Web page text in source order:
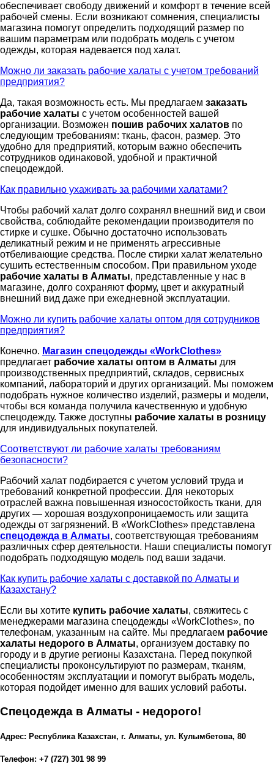
обеспечивает свободу движений и комфорт в течение всей
рабочей смены. Если возникают сомнения, специалисты
магазина помогут определить подходящий размер по
вашим параметрам или подобрать модель с учетом
одежды, которая надевается под халат.
Можно ли заказать рабочие халаты с учетом требований
предприятия?
Да, такая возможность есть. Мы предлагаем заказать
рабочие халаты с учетом особенностей вашей
организации. Возможен пошив рабочих халатов по
следующим требованиям: ткань, фасон, размер. Это
удобно для предприятий, которым важно обеспечить
сотрудников одинаковой, удобной и практичной
спецодеждой.
Как правильно ухаживать за рабочими халатами?
Чтобы рабочий халат долго сохранял внешний вид и свои
свойства, соблюдайте рекомендации производителя по
стирке и сушке. Обычно достаточно использовать
деликатный режим и не применять агрессивные
отбеливающие средства. После стирки халат желательно
сушить естественным способом. При правильном уходе
рабочие халаты в Алматы, представленные у нас в
магазине, долго сохраняют форму, цвет и аккуратный
внешний вид даже при ежедневной эксплуатации.
Можно ли купить рабочие халаты оптом для сотрудников
предприятия?
Конечно. Магазин спецодежды «WorkClothes»
предлагает рабочие халаты оптом в Алматы для
производственных предприятий, складов, сервисных
компаний, лабораторий и других организаций. Мы поможем
подобрать нужное количество изделий, размеры и модели,
чтобы вся команда получила качественную и удобную
спецодежду. Также доступны рабочие халаты в розницу
для индивидуальных покупателей.
Соответствуют ли рабочие халаты требованиям
безопасности?
Рабочий халат подбирается с учетом условий труда и
требований конкретной профессии. Для некоторых
отраслей важна повышенная износостойкость ткани, для
других — хорошая воздухопроницаемость или защита
одежды от загрязнений. В «WorkClothes» представлена
спецодежда в Алматы, соответствующая требованиям
различных сфер деятельности. Наши специалисты помогут
подобрать подходящую модель под ваши задачи.
Как купить рабочие халаты с доставкой по Алматы и
Казахстану?
Если вы хотите купить рабочие халаты, свяжитесь с
менеджерами магазина спецодежды «WorkClothes», по
телефонам, указанным на сайте. Мы предлагаем рабочие
халаты недорого в Алматы, организуем доставку по
городу и в другие регионы Казахстана. Перед покупкой
специалисты проконсультируют по размерам, тканям,
особенностям эксплуатации и помогут выбрать модель,
которая подойдет именно для ваших условий работы.
Спецодежда в Алматы - недорого!
Адрес: Республика Казахстан, г. Алматы, ул. Кулымбетова, 80
Телефон: +7 (727) 301 98 99